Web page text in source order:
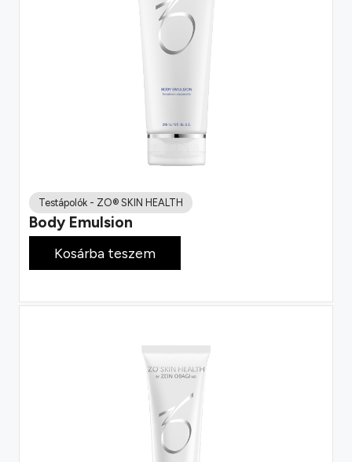
Testápolók - ZO® SKIN HEALTH
Body Emulsion
Kosárba teszem